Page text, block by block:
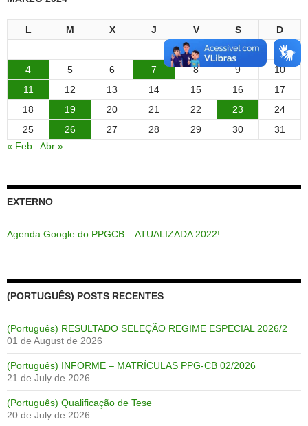
L M X J V S
D
1
2
3
4
5 6 7 8 9
10
11
12 13 14 15 16
17
18
19 20 21 22 23
24
25
26 27 28 29 30
31
« Feb
Abr »
EXTERNO
Agenda Google do PPGCB – ATUALIZADA 2022!
(PORTUGUÊS) POSTS RECENTES
(Português) RESULTADO SELEÇÃO REGIME ESPECIAL 2026/2
01 de August de 2026
(Português) INFORME – MATRÍCULAS PPG-CB 02/2026
21 de July de 2026
(Português) Qualificação de Tese
20 de July de 2026